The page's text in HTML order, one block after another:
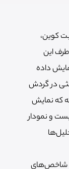
کوین،
این
داده
در گردش
که نمایش
و نمودار
شاخص‌های